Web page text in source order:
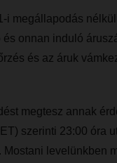
i megállapodás
onnan induló
és az áruk
megtesz annak
szerinti 23:00 óra
levelünkben